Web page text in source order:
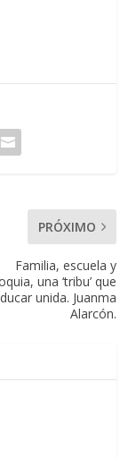
PRÓXIMO
Familia, escuela y
una ‘tribu’ que
unida. Juanma
Alarcón.